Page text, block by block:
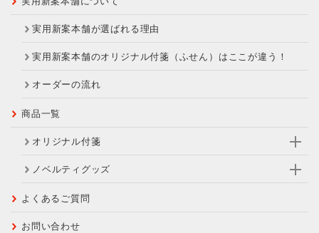
実用新案本舗が選ばれる理由
実用新案本舗のオリジナル付箋（ふせん）はここが違う！
オーダーの流れ
商品一覧
オリジナル付箋
ノベルティグッズ
よくあるご質問
お問い合わせ